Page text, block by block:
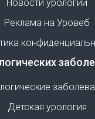
Новости урологии
Реклама на Уровеб
Детская урология